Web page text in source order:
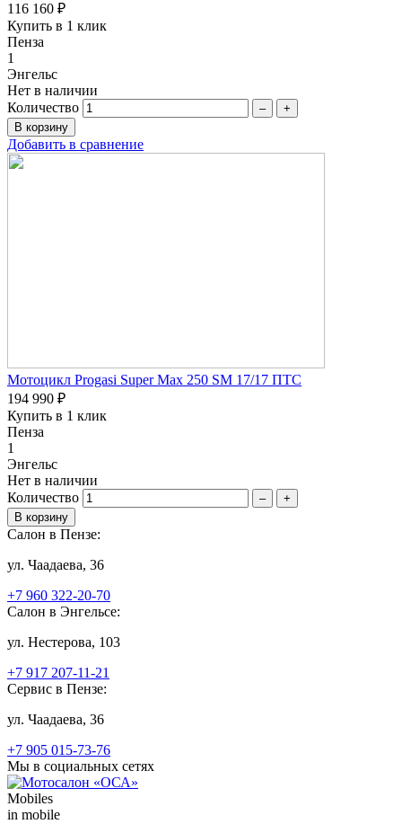
116 160 ₽
Купить в 1 клик
Пенза
1
Энгельс
Нет в наличии
Количество
– +
Добавить в сравнение
Мотоцикл Progasi Super Max 250 SM 17/17 ПТС
194 990 ₽
Купить в 1 клик
Пенза
1
Энгельс
Нет в наличии
Количество
– +
Салон в Пензе:
ул. Чаадаева, 36
+7 960 322-20-70
Салон в Энгельсе:
ул. Нестерова, 103
+7 917 207-11-21
Сервис в Пензе:
ул. Чаадаева, 36
+7 905 015-73-76
Мы в социальных сетях
Mobiles
in mobile